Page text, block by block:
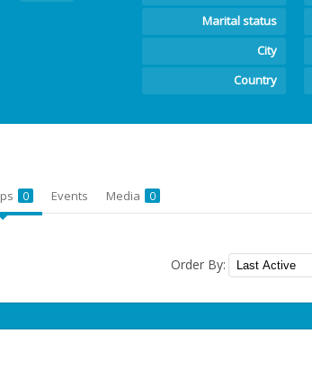
Marital status
City
Country
0 Events Media 0
Order By: